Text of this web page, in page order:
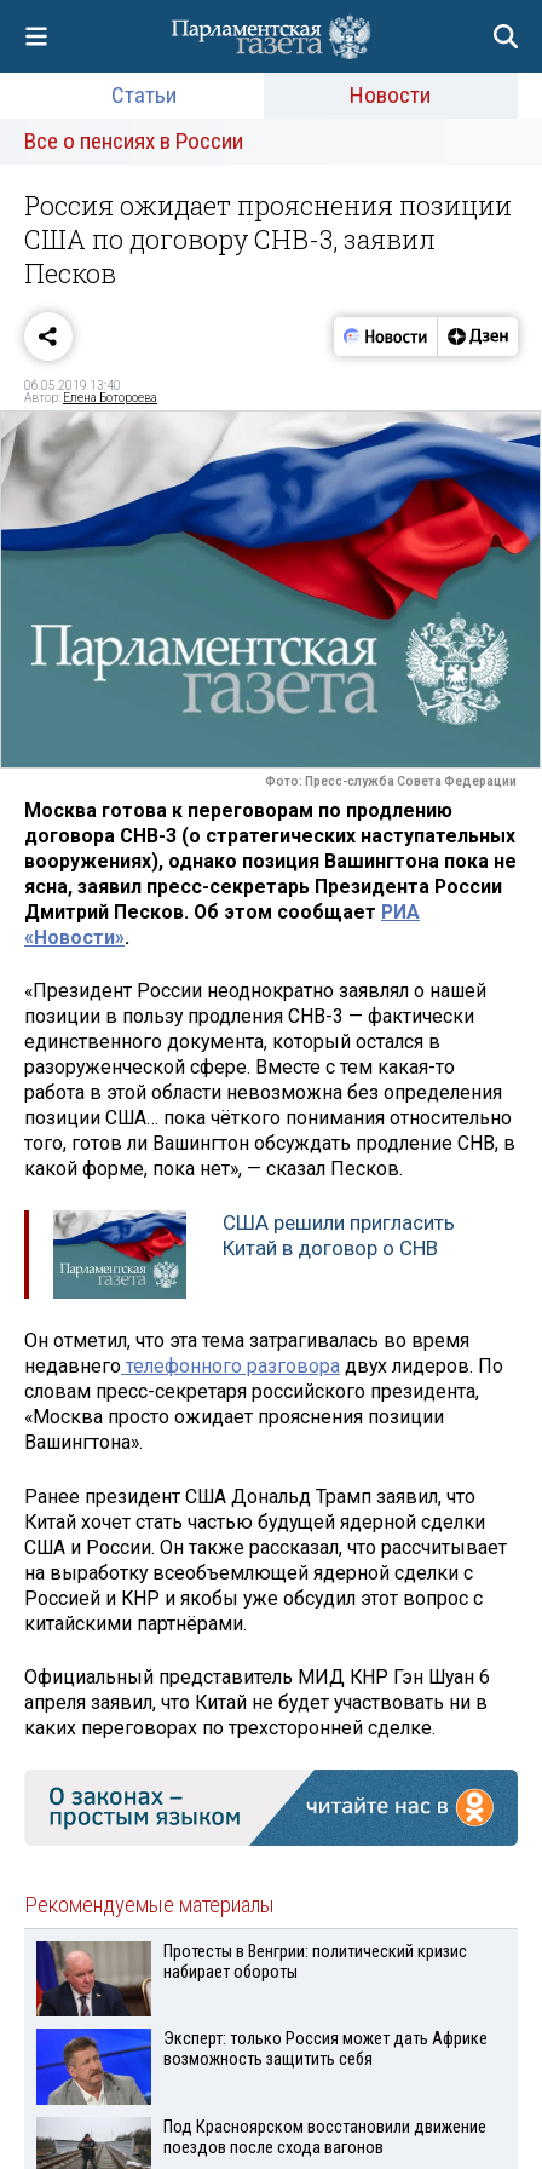
Статьи
Новости
Все о пенсиях в России
Россия ожидает прояснения позиции
США по договору СНВ-3, заявил
Песков
06.05.2019 13:40
Автор: Елена Ботороева
Фото: Пресс-служба Совета Федерации
Москва готова к переговорам по продлению
договора СНВ-3 (о стратегических наступательных
вооружениях), однако позиция Вашингтона пока не
ясна, заявил пресс-секретарь Президента России
Дмитрий Песков. Об этом сообщает РИА
«Новости».
«Президент России неоднократно заявлял о нашей
позиции в пользу продления СНВ-3 — фактически
единственного документа, который остался в
разоруженческой сфере. Вместе с тем какая-то
работа в этой области невозможна без определения
позиции США… пока чёткого понимания относительно
того, готов ли Вашингтон обсуждать продление СНВ, в
какой форме, пока нет», — сказал Песков.
США решили пригласить
Китай в договор о СНВ
Он отметил, что эта тема затрагивалась во время
недавнего телефонного разговора двух лидеров. По
словам пресс-секретаря российского президента,
«Москва просто ожидает прояснения позиции
Вашингтона».
Ранее президент США Дональд Трамп заявил, что
Китай хочет стать частью будущей ядерной сделки
США и России. Он также рассказал, что рассчитывает
на выработку всеобъемлющей ядерной сделки с
Россией и КНР и якобы уже обсудил этот вопрос с
китайскими партнёрами.
Официальный представитель МИД КНР Гэн Шуан 6
апреля заявил, что Китай не будет участвовать ни в
каких переговорах по трехсторонней сделке.
Рекомендуемые материалы
Протесты в Венгрии: политический кризис
набирает обороты
Эксперт: только Россия может дать Африке
возможность защитить себя
Под Красноярском восстановили движение
поездов после схода вагонов